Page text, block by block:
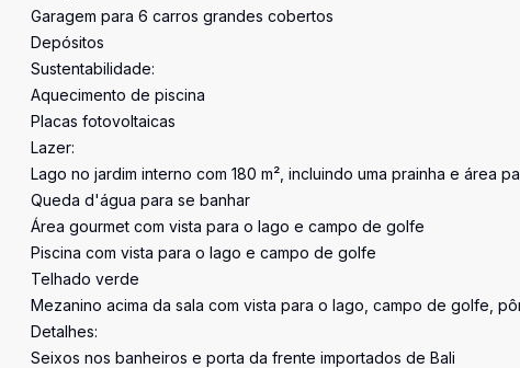
Garagem para 6 carros grandes cobertos
Depósitos
Sustentabilidade:
Aquecimento de piscina
Placas fotovoltaicas
Lazer:
Lago no jardim interno com 180 m², incluindo uma prainha e área
Queda d'água para se banhar
Área gourmet com vista para o lago e campo de golfe
Piscina com vista para o lago e campo de golfe
Telhado verde
Mezanino acima da sala com vista para o lago, campo de golfe,
Detalhes:
Seixos nos banheiros e porta da frente importados de Bali